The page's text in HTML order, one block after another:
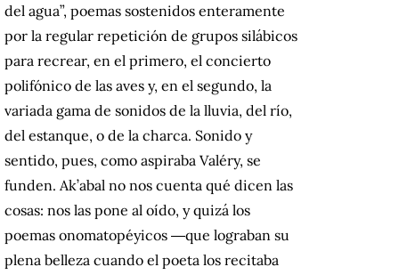
del agua”, poemas sostenidos enteramente
por la regular repetición de grupos silábicos
para recrear, en el primero, el concierto
polifónico de las aves y, en el segundo, la
variada gama de sonidos de la lluvia, del río,
del estanque, o de la charca. Sonido y
sentido, pues, como aspiraba Valéry, se
funden. Ak’abal no nos cuenta qué dicen las
cosas: nos las pone al oído, y quizá los
poemas onomatopéyicos ―que lograban su
plena belleza cuando el poeta los recitaba